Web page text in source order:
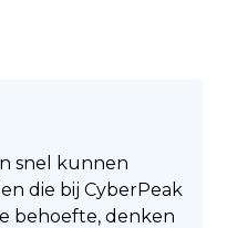
snel kunnen
die bij CyberPeak
behoefte, denken